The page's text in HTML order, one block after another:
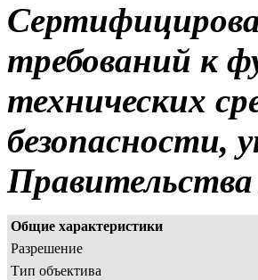
требований к
технических
безопасности,
Общие характеристики
Разрешение
Тип объектива